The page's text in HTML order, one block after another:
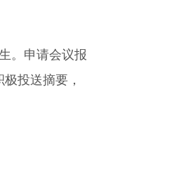
。申请会议报
投送摘要，